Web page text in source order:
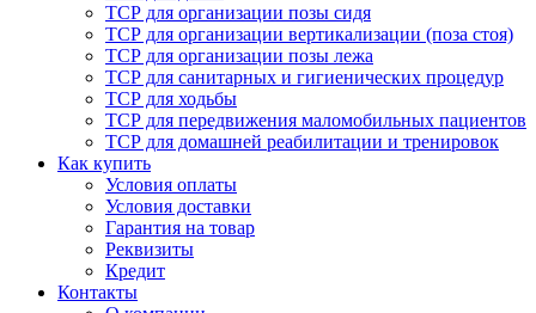
ТСР для организации позы сидя
ТСР для организации вертикализации (поза стоя)
ТСР для организации позы лежа
ТСР для санитарных и гигиенических процедур
ТСР для ходьбы
ТСР для передвижения маломобильных пациентов
ТСР для домашней реабилитации и тренировок
Как купить
Условия оплаты
Условия доставки
Гарантия на товар
Реквизиты
Кредит
Контакты